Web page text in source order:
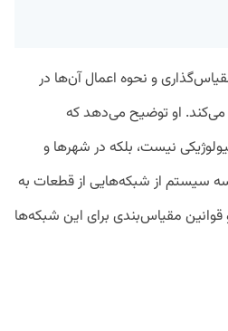
و نحوه اعمال آن‌ها در
او توضیح می‌دهد که
نیست، بلکه در شهرها و
سیستم از شبکه‌هایی از قطعات به
مقیاس‌بندی برای این شبکه‌ها